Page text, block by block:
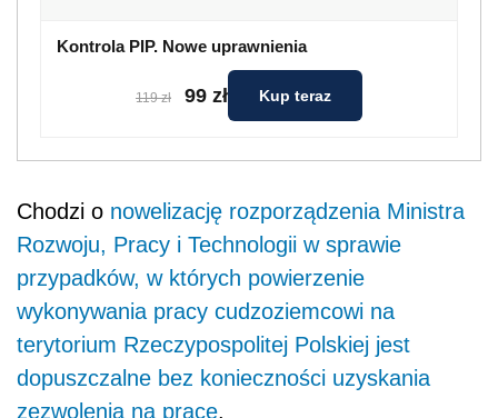
Kontrola PIP. Nowe uprawnienia
119 zł 99 zł Kup teraz
Chodzi o nowelizację rozporządzenia Ministra
Rozwoju, Pracy i Technologii w sprawie
przypadków, w których powierzenie
wykonywania pracy cudzoziemcowi na
terytorium Rzeczypospolitej Polskiej jest
dopuszczalne bez konieczności uzyskania
zezwolenia na pracę.